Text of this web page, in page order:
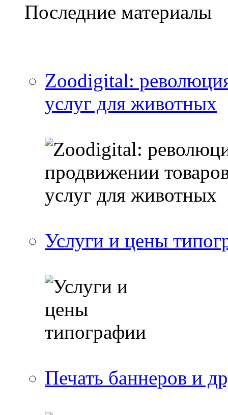
Последние материалы
Zoodigital:
услуг для животных
Услуги и цены
Печать баннеров и